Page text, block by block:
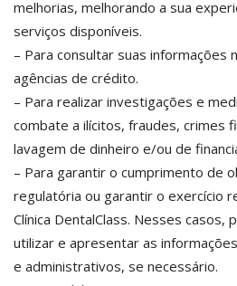
melhorias, melhorando a sua
serviços disponíveis.
– Para consultar suas informações
agências de crédito.
– Para realizar investigações e
combate a ilícitos, fraudes, crimes
lavagem de dinheiro e/ou de
– Para garantir o cumprimento de
regulatória ou garantir o exercício
Clínica DentalClass. Nesses casos,
utilizar e apresentar as
e administrativos, se necessário.